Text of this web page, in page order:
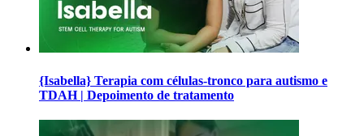
{Isabella} Terapia com células-tronco para autismo e
TDAH | Depoimento de tratamento